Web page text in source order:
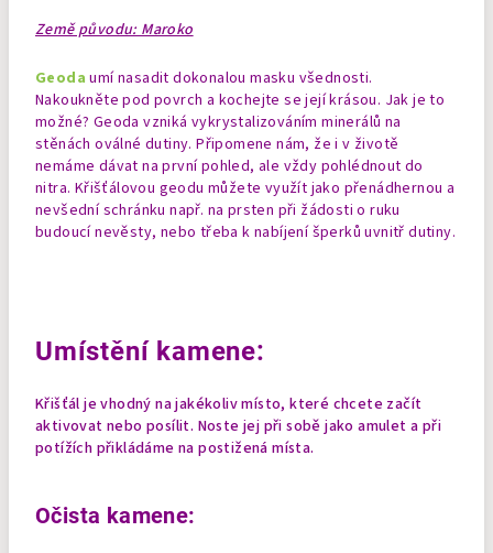
Země původu: Maroko
Geoda umí nasadit dokonalou masku všednosti.
Nakoukněte pod povrch a kochejte se její krásou. Jak je to
možné? Geoda vzniká vykrystalizováním minerálů na
stěnách oválné dutiny. Připomene nám, že i v životě
nemáme dávat na první pohled, ale vždy pohlédnout do
nitra. Křišťálovou geodu můžete využít jako přenádhernou a
nevšední schránku např. na prsten při žádosti o ruku
budoucí nevěsty, nebo třeba k nabíjení šperků uvnitř dutiny.
Umístění kamene:
Křišťál je vhodný na jakékoliv místo, které chcete začít
aktivovat nebo posílit. Noste jej při sobě jako amulet a při
potížích přikládáme na postižená místa.
Očista kamene: